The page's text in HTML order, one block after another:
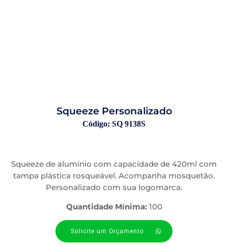
Squeeze Personalizado
Código: SQ 9138S
Squeeze de alumínio com capacidade de 420ml com
tampa plástica rosqueável. Acompanha mosquetão.
Personalizado com sua logomarca.
Quantidade Mínima:100
Solicite um Orçamento